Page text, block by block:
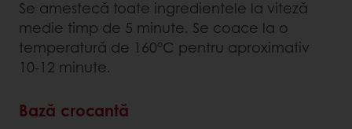
Se amestecă toate ingredientele la viteză
medie timp de 5 minute. Se coace la o
temperatură de 160°C pentru aproximativ
10-12 minute.
Bază crocantă